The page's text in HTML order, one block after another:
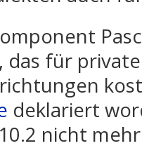
das für
deklariert
nicht